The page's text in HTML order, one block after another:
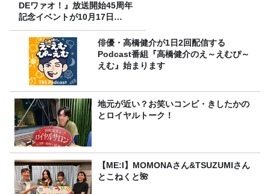
DEワァオ！』放送開始45周年
記念イベントが10月17日
（土）に開催決定！本日より
FC先行受付スタート！俳優・高橋健介が1日2回配信する
Podcast番組『高橋健介のえ～えむぴ～
えむ』始まります
地元が近い？お笑いコンビ・きしたかの
とロイヤルトーク！
【ME:I】MOMONAさん&TSUZUMIさん
とこねくと🌺